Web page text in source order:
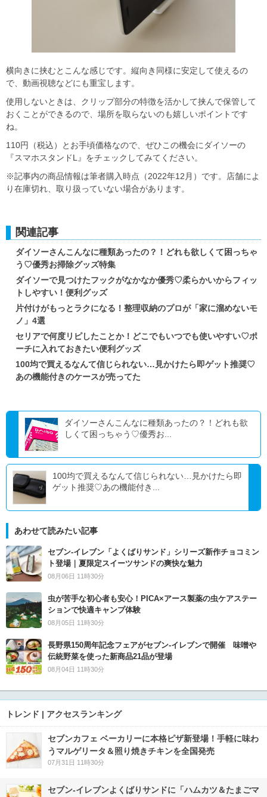
横向きに挟むとこんな感じです。縦向き同様に安定して使えるの
で、動画視聴などにも重宝します。
使用しないときは、クリップ部分の特徴を活かして挟んで保管して
おくことができるので、場所を取らないのも嬉しいポイントです
ね。
110円（税込）とお手頃価格なので、ぜひこの機会にダイソーの
『スマホスタンドL』をチェックしてみてください。
※記事内の商品情報は筆者購入時点（2022年12月）です。店舗によ
り在庫切れ、取り扱っていない場合があります。
関連記事
ダイソーさんこんなに種類あったの？！どれも欲しくて困っちゃ
う♡優秀お掃除グッズ特集
ダイソーで見つけたフックがなかなか優秀♡柔らかいからフィッ
トしやすい！便利グッズ
片付けがもっとラクになる！整理収納のプロが「家に溜めないモ
ノ」4選
セリアで何度リピしたことか！どこでもいつでも使いやすい♡ポ
ーチに入れておきたい便利グッズ
100均で買えるなんて信じられない…見かけたら即ゲット推奨♡
あの機能付きのケースが売ってた
ダイソーさんこんなに種類あったの？！どれも欲
しくて困っちゃう♡優秀お...
100均で買えるなんて信じられない…見かけたら即
ゲット推奨♡あの機能付き...
あわせて読みたい記事
セブン‐イレブン「よくばりサンド」シリーズ新作チョコミン
ト登場｜夏限定スイーツサンドの爽快な魅力
08月06日 11時30分
虫が苦手な初心者も安心！PICA×アース製薬の虫ケアステー
ションで快適キャンプ体験
08月05日 11時30分
長野県150周年記念フェアがセブン-イレブンで開催 味噌や
伝統野菜を使った新商品21品が登場
08月04日 11時30分
トレンド | アクセスランキング
セブンカフェ ベーカリーに本格ピザ新登場！手軽に味わ
うマルゲリータ＆照り焼きチキンを全国発売
07月31日 11時30分
セブン‐イレブンよくばりサンドに「ハムカツ＆たまごマ